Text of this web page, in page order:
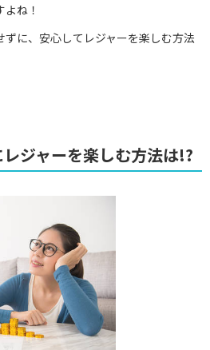
ね！
に、安心してレジャーを楽しむ方法
ジャーを楽しむ方法は!?